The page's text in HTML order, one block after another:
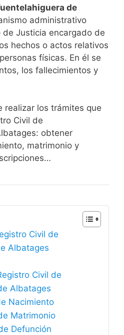
de
administrativo
Justicia encargado de
hechos o actos relativos
físicas. En él se
los fallecimientos y
realizar los trámites que
Civil de
obtener
matrimonio y
Civil de
Albatages
Civil de
Albatages
Nacimiento
Matrimonio
Defunción